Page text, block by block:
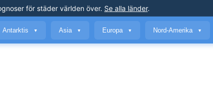
för städer världen över. Se alla länder.
Antarktis ▼ Asia ▼ Europa ▼ Nord-Amerika ▼